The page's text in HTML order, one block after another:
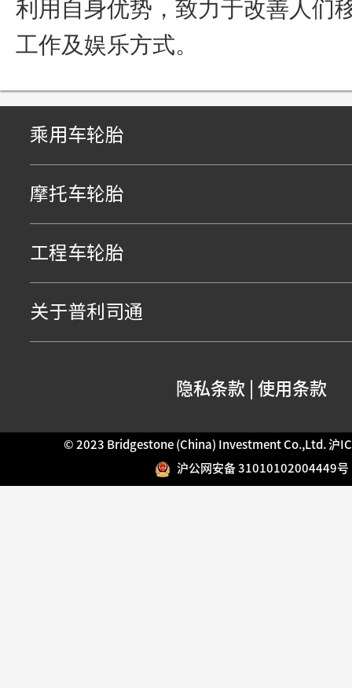
利用自身优势，致力于改善人们
工作及娱乐方式。
乘用车轮胎
摩托车轮胎
工程车轮胎
关于普利司通
隐私条款 | 使用条款
© 2023 Bridgestone (China) Investment Co.,Ltd.沪
沪公网安备 31010102004449号